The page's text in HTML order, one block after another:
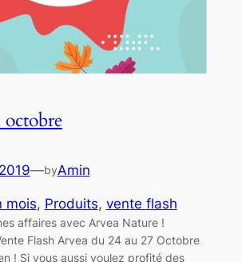
octobre
—byAmin
mois, Produits, vente flash
affaires avec Arvea Nature !
Flash Arvea du 24 au 27 Octobre
! Si vous aussi voulez profité des